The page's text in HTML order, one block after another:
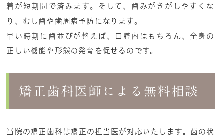
着が短期間で済みます。そして、歯みがきがしやすくな
り、むし歯や歯周病予防になります。
早い時期に歯並びが整えば、口腔内はもちろん、全身の
正しい機能や形態の発育を促せるのです。
矯正歯科医師による無料相談
当院の矯正歯科は矯正の担当医が対応いたします。歯の状